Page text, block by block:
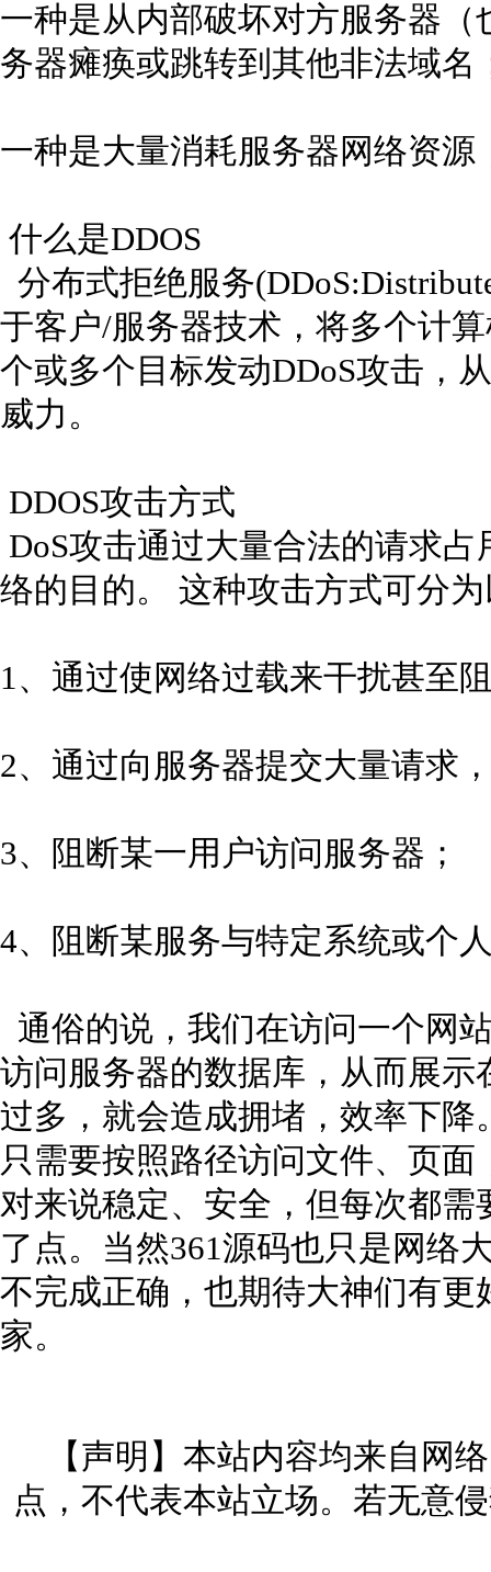
一种是从内部破坏对方服务器
务器瘫痪或跳转到其他非法域名
一种是大量消耗服务器网络资源
什么是DDOS
分布式拒绝服务
于客户/服务器技术，将多个计
个或多个目标发动DDoS攻击，
威力。
DDOS攻击方式
DoS攻击通过大量合法的请求
络的目的。 这种攻击方式可分
1、通过使网络过载来干扰甚至
2、通过向服务器提交大量请求
3、阻断某一用户访问服务器；
4、阻断某服务与特定系统或个
通俗的说，我们在访问一个网
访问服务器的数据库，从而展
过多，就会造成拥堵，效率下
只需要按照路径访问文件、页
对来说稳定、安全，但每次都
了点。当然361源码也只是网络
不完成正确，也期待大神们有
家。
【声明】本站内容均来自网
点，不代表本站立场。若无意